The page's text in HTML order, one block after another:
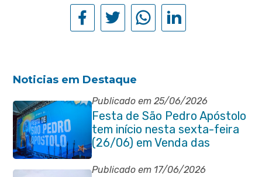
Noticias em Destaque
Publicado em 25/06/2026
Festa de São Pedro Apóstolo
tem início nesta sexta-feira
(26/06) em Venda das
Pedras
Publicado em 17/06/2026